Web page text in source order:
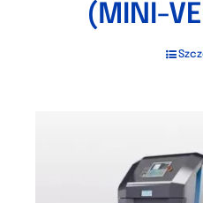
(MINI-